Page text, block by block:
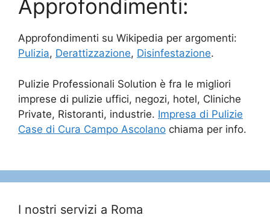
Approfondimenti:
Approfondimenti su Wikipedia per argomenti:
Pulizia, Derattizzazione, Disinfestazione.
Pulizie Professionali Solution è fra le migliori
imprese di pulizie uffici, negozi, hotel, Cliniche
Private, Ristoranti, industrie. Impresa di Pulizie
Case di Cura Campo Ascolano chiama per info.
I nostri servizi a Roma